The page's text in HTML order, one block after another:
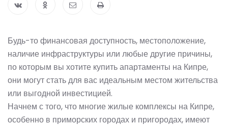
Будь-то финансовая доступность, местоположение,
наличие инфраструктуры или любые другие причины,
по которым вы хотите купить апартаменты на Кипре,
они могут стать для вас идеальным местом жительства
или выгодной инвестицией.
Начнем с того, что многие жилые комплексы на Кипре,
особенно в приморских городах и пригородах, имеют